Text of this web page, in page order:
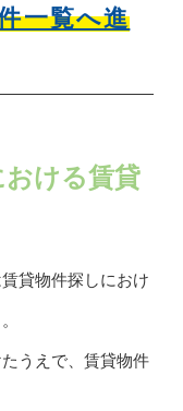
一覧へ進
ける賃貸
貸物件探しにおけ
うえで、賃貸物件